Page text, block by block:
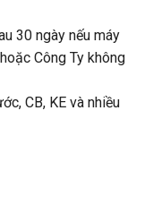
30 ngày nếu máy
Công Ty không
CB, KE và nhiều